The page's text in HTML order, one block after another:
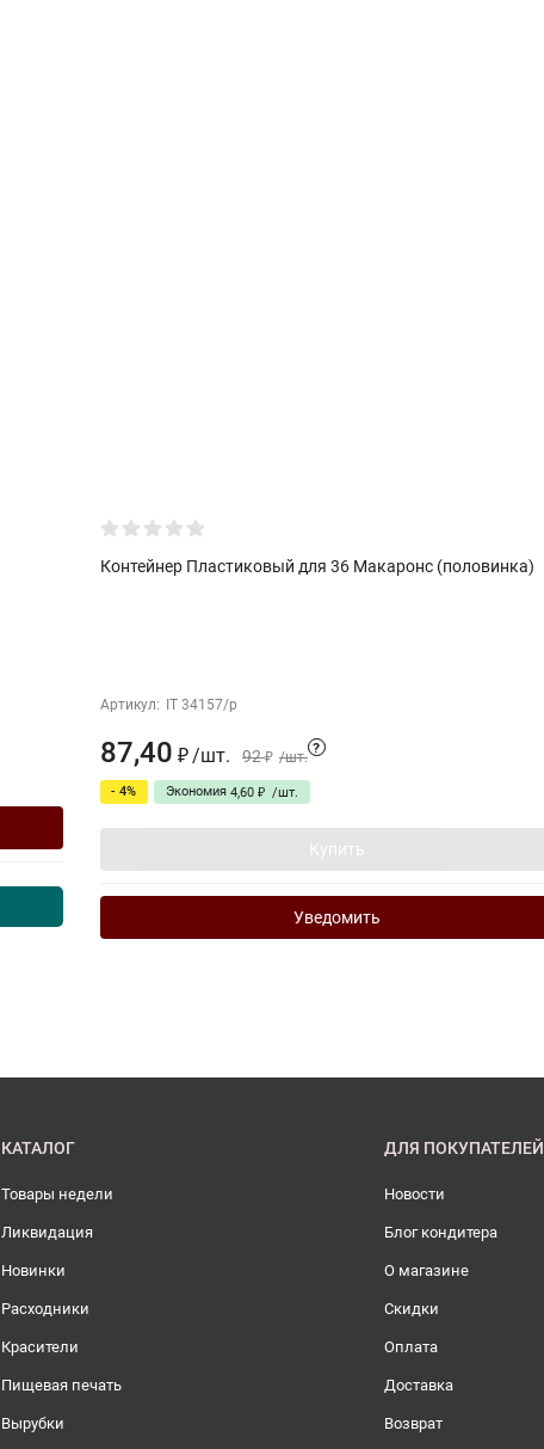
Контейнер Пластиковый для 36 Макаронс (половинка)
Артикул: IT 34157/p
87,40 ₽/шт. 92 ₽ /шт.
?
- 4% Экономия 4,60 ₽ /шт.
Купить
Уведомить
КАТАЛОГ
Товары недели
Ликвидация
Новинки
Расходники
Красители
Пищевая печать
Вырубки
ДЛЯ ПОКУПАТЕЛЕЙ
Новости
Блог кондитера
О магазине
Скидки
Оплата
Доставка
Возврат